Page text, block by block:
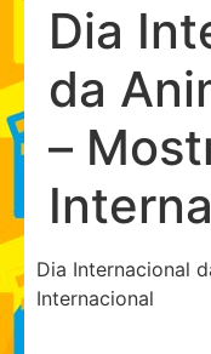
Dia
da
–
Dia Internacional
Internacional